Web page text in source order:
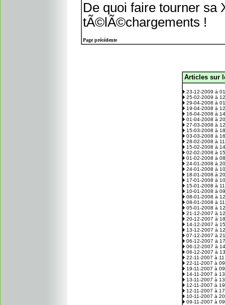
De quoi faire tourner sa
tÃ©lÃ©chargements !
Page précédente
Articles sur
23-12-2009 à
25-02-2009 à
29-04-2008 à
19-04-2008 à
16-04-2008 à
01-04-2008 à
27-03-2008 à
15-03-2008 à
03-03-2008 à
28-02-2008 à
15-02-2008 à
02-02-2008 à
01-02-2008 à
24-01-2008 à
24-01-2008 à
18-01-2008 à
17-01-2008 à
15-01-2008 à
10-01-2008 à
08-01-2008 à
08-01-2008 à
05-01-2008 à
21-12-2007 à
20-12-2007 à
14-12-2007 à
13-12-2007 à
07-12-2007 à
06-12-2007 à
06-12-2007 à
06-12-2007 à
22-11-2007 à
22-11-2007 à
19-11-2007 à
14-11-2007 à
13-11-2007 à
12-11-2007 à
12-11-2007 à
10-11-2007 à
09-11-2007 à